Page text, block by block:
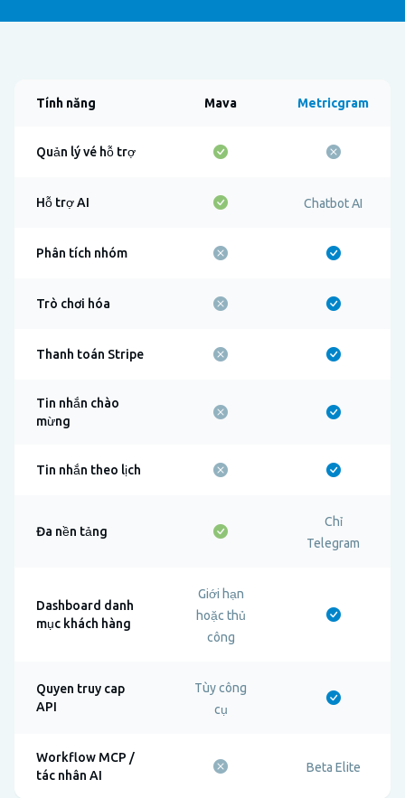
Tính năng Mava Metricgram
Quản lý vé hỗ trợ
Hỗ trợ AI Chatbot AI
Phân tích nhóm
Trò chơi hóa
Thanh toán Stripe
Tin nhắn chào
mừng
Tin nhắn theo lịch
Đa nền tảng
Chỉ
Telegram
Dashboard danh
mục khách hàng
Giới hạn
hoặc thủ
công
Quyen truy cap
API
Tùy công
cụ
Workflow MCP /
tác nhân AI
Beta Elite